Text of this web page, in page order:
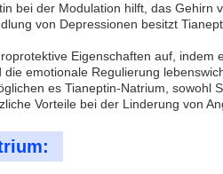
bei der Modulation hilft, das
von Depressionen besitzt
Eigenschaften auf,
emotionale Regulierung
es Tianeptin-Natrium,
Vorteile bei der Linderung von